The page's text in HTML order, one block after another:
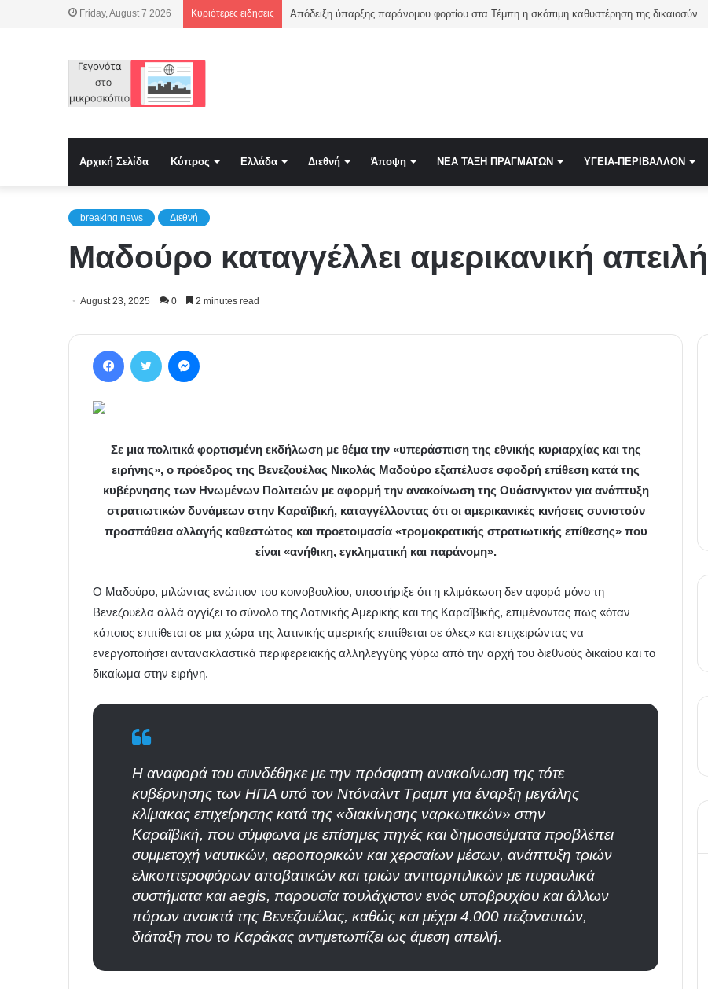
Friday, August 7 2026 Κυριότερες ειδήσεις Απόδειξη ύπαρξης παράνομου φορτίου στα Τέμπη η σκόπιμη καθυστέρηση της δικαιοσύνης για τις εξετάσεις στα εργαστήρια του εξωτερικού
Αρχική Σελίδα Κύπρος Ελλάδα Διεθνή Άποψη NEA TAΞΗ ΠΡΑΓΜΑΤΩΝ ΥΓΕΙΑ-ΠΕΡΙΒΑΛΛΟΝ
breaking news Διεθνή
Μαδούρο καταγγέλλει αμερικανική απειλή
August 23, 2025 0 2 minutes read
Σε μια πολιτικά φορτισμένη εκδήλωση με θέμα την «υπεράσπιση της εθνικής κυριαρχίας και της
ειρήνης», ο πρόεδρος της Βενεζουέλας Νικολάς Μαδούρο εξαπέλυσε σφοδρή επίθεση κατά της
κυβέρνησης των Ηνωμένων Πολιτειών με αφορμή την ανακοίνωση της Ουάσινγκτον για ανάπτυξη
στρατιωτικών δυνάμεων στην Καραϊβική, καταγγέλλοντας ότι οι αμερικανικές κινήσεις συνιστούν
προσπάθεια αλλαγής καθεστώτος και προετοιμασία «τρομοκρατικής στρατιωτικής επίθεσης» που
είναι «ανήθικη, εγκληματική και παράνομη».
Ο Μαδούρο, μιλώντας ενώπιον του κοινοβουλίου, υποστήριξε ότι η κλιμάκωση δεν αφορά μόνο τη
Βενεζουέλα αλλά αγγίζει το σύνολο της Λατινικής Αμερικής και της Καραϊβικής, επιμένοντας πως «όταν
κάποιος επιτίθεται σε μια χώρα της λατινικής αμερικής επιτίθεται σε όλες» και επιχειρώντας να
ενεργοποιήσει αντανακλαστικά περιφερειακής αλληλεγγύης γύρω από την αρχή του διεθνούς δικαίου και το
δικαίωμα στην ειρήνη.
Η αναφορά του συνδέθηκε με την πρόσφατη ανακοίνωση της τότε
κυβέρνησης των ΗΠΑ υπό τον Ντόναλντ Τραμπ για έναρξη μεγάλης
κλίμακας επιχείρησης κατά της «διακίνησης ναρκωτικών» στην
Καραϊβική, που σύμφωνα με επίσημες πηγές και δημοσιεύματα προβλέπει
συμμετοχή ναυτικών, αεροπορικών και χερσαίων μέσων, ανάπτυξη τριών
ελικοπτεροφόρων αποβατικών και τριών αντιτορπιλικών με πυραυλικά
συστήματα και aegis, παρουσία τουλάχιστον ενός υποβρυχίου και άλλων
πόρων ανοικτά της Βενεζουέλας, καθώς και μέχρι 4.000 πεζοναυτών,
διάταξη που το Καράκας αντιμετωπίζει ως άμεση απειλή.